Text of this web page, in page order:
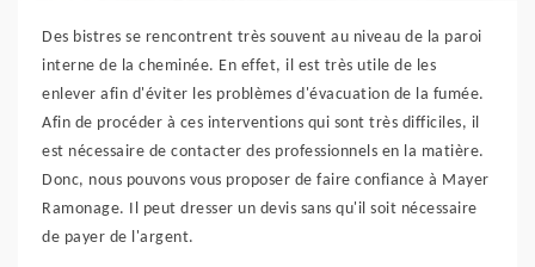
Des bistres se rencontrent très souvent au niveau de la paroi
interne de la cheminée. En effet, il est très utile de les
enlever afin d'éviter les problèmes d'évacuation de la fumée.
Afin de procéder à ces interventions qui sont très difficiles, il
est nécessaire de contacter des professionnels en la matière.
Donc, nous pouvons vous proposer de faire confiance à Mayer
Ramonage. Il peut dresser un devis sans qu'il soit nécessaire
de payer de l'argent.